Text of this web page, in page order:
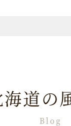
道の
Blog